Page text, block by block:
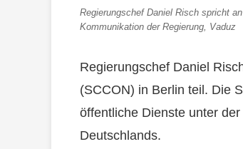
Regierungschef Daniel Risch spricht
Kommunikation der Regierung, Vaduz
Regierungschef Daniel
(SCCON) in Berlin teil. Die
öffentliche Dienste unter
Deutschlands.